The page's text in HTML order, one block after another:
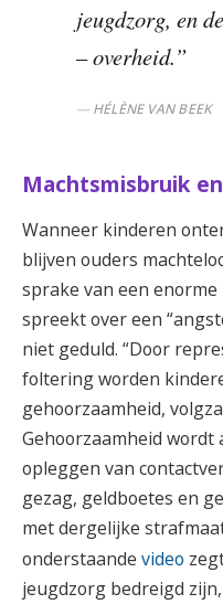
jeugdzorg, en
– overheid.”
HÉLÈNE VAN BEEK
Machtsmisbruik
Wanneer kinderen
blijven ouders
sprake van een
spreekt over een
niet geduld. “Door
foltering worden
gehoorzaamheid,
Gehoorzaamheid wordt
opleggen van
gezag, geldboetes en
met dergelijke
onderstaande video
jeugdzorg bedreigd